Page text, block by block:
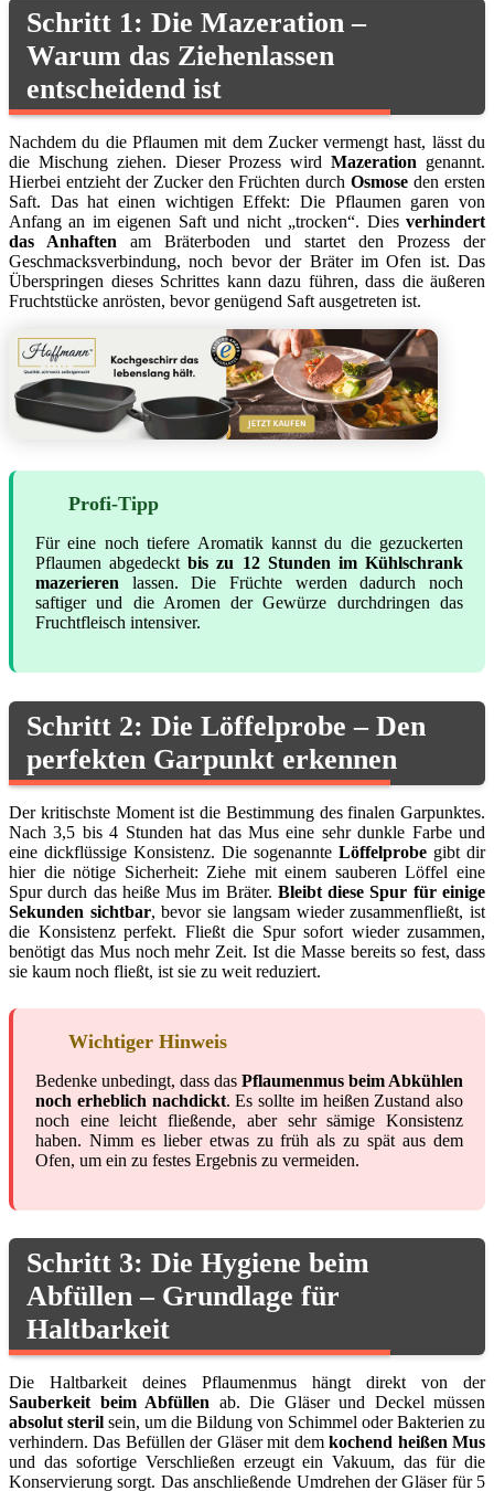
Schritt 1: Die Mazeration –
Warum das Ziehenlassen
entscheidend ist
Nachdem du die Pflaumen mit dem Zucker vermengt hast, lässt du
die Mischung ziehen. Dieser Prozess wirdMazeration genannt.
Hierbei entzieht der Zucker den Früchten durchOsmose den ersten
Saft. Das hat einen wichtigen Effekt: Die Pflaumen garen von
Anfang an im eigenen Saft und nicht „trocken“. Dies verhindert
das Anhaften am Bräterboden und startet den Prozess der
Geschmacksverbindung, noch bevor der Bräter im Ofen ist. Das
Überspringen dieses Schrittes kann dazu führen, dass die äußeren
Fruchtstücke anrösten, bevor genügend Saft ausgetreten ist.
Profi-Tipp
Für eine noch tiefere Aromatik kannst du die gezuckerten
Pflaumen abgedecktbis zu 12 Stunden im Kühlschrank
mazerieren lassen. Die Früchte werden dadurch noch
saftiger und die Aromen der Gewürze durchdringen das
Fruchtfleisch intensiver.
Schritt 2: Die Löffelprobe – Den
perfekten Garpunkt erkennen
Der kritischste Moment ist die Bestimmung des finalen Garpunktes.
Nach 3,5 bis 4 Stunden hat das Mus eine sehr dunkle Farbe und
eine dickflüssige Konsistenz. Die sogenannte Löffelprobe gibt dir
hier die nötige Sicherheit: Ziehe mit einem sauberen Löffel eine
Spur durch das heiße Mus im Bräter. Bleibt diese Spur für einige
Sekunden sichtbar, bevor sie langsam wieder zusammenfließt, ist
die Konsistenz perfekt. Fließt die Spur sofort wieder zusammen,
benötigt das Mus noch mehr Zeit. Ist die Masse bereits so fest, dass
sie kaum noch fließt, ist sie zu weit reduziert.
Wichtiger Hinweis
Bedenke unbedingt, dass das Pflaumenmus beim Abkühlen
noch erheblich nachdickt. Es sollte im heißen Zustand also
noch eine leicht fließende, aber sehr sämige Konsistenz
haben. Nimm es lieber etwas zu früh als zu spät aus dem
Ofen, um ein zu festes Ergebnis zu vermeiden.
Schritt 3: Die Hygiene beim
Abfüllen – Grundlage für
Haltbarkeit
Die Haltbarkeit deines Pflaumenmus hängt direkt von der
Sauberkeit beim Abfüllen ab. Die Gläser und Deckel müssen
absolut steril sein, um die Bildung von Schimmel oder Bakterien zu
verhindern. Das Befüllen der Gläser mit demkochend heißen Mus
und das sofortige Verschließen erzeugt ein Vakuum, das für die
Konservierung sorgt. Das anschließende Umdrehen der Gläser für 5